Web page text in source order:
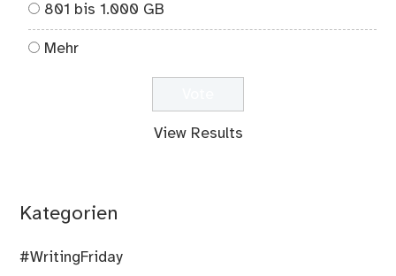
801 bis 1.000 GB
Mehr
View Results
Kategorien
#WritingFriday